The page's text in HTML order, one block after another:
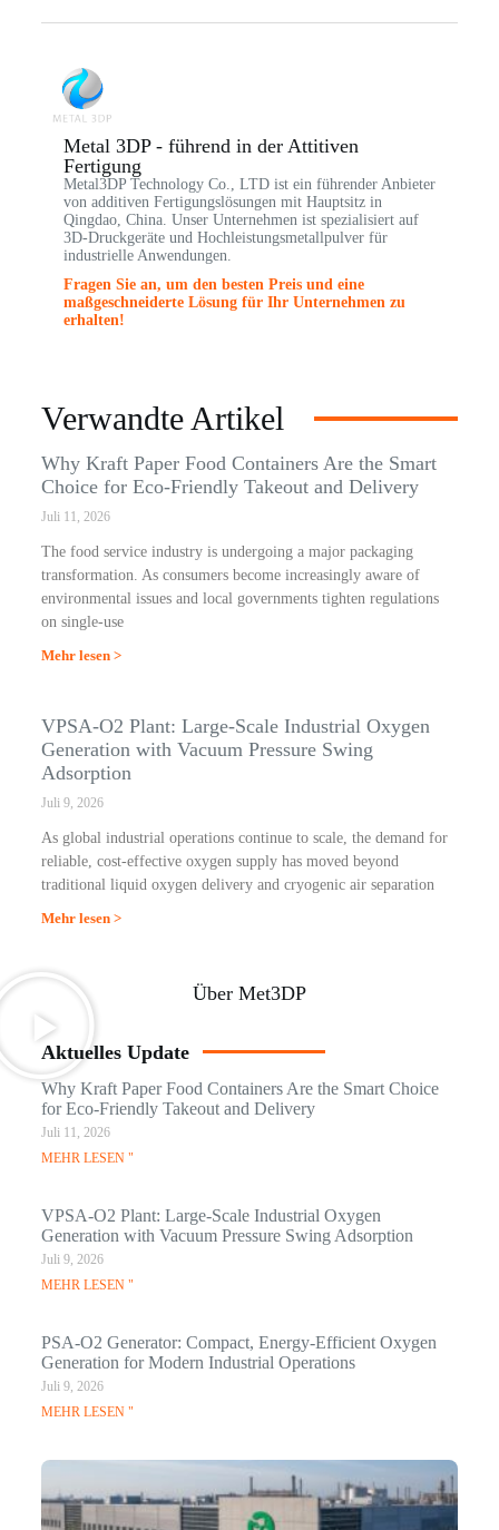
Metal 3DP - führend in der Attitiven
Fertigung
Metal3DP Technology Co., LTD ist ein führender Anbieter
von additiven Fertigungslösungen mit Hauptsitz in
Qingdao, China. Unser Unternehmen ist spezialisiert auf
3D-Druckgeräte und Hochleistungsmetallpulver für
industrielle Anwendungen.
Fragen Sie an, um den besten Preis und eine
maßgeschneiderte Lösung für Ihr Unternehmen zu
erhalten!
Verwandte Artikel
Why Kraft Paper Food Containers Are the Smart
Choice for Eco-Friendly Takeout and Delivery
Juli 11, 2026
The food service industry is undergoing a major packaging
transformation. As consumers become increasingly aware of
environmental issues and local governments tighten regulations
on single-use
Mehr lesen >
VPSA-O2 Plant: Large-Scale Industrial Oxygen
Generation with Vacuum Pressure Swing
Adsorption
Juli 9, 2026
As global industrial operations continue to scale, the demand for
reliable, cost-effective oxygen supply has moved beyond
traditional liquid oxygen delivery and cryogenic air separation
Mehr lesen >
Über Met3DP
Aktuelles Update
Why Kraft Paper Food Containers Are the Smart Choice
for Eco-Friendly Takeout and Delivery
Juli 11, 2026
MEHR LESEN "
VPSA-O2 Plant: Large-Scale Industrial Oxygen
Generation with Vacuum Pressure Swing Adsorption
Juli 9, 2026
MEHR LESEN "
PSA-O2 Generator: Compact, Energy-Efficient Oxygen
Generation for Modern Industrial Operations
Juli 9, 2026
MEHR LESEN "